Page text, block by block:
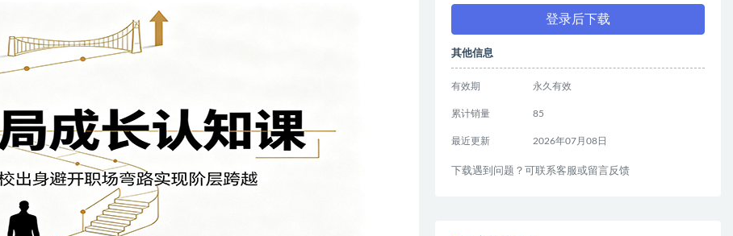
登录后下载
其他信息
有效期 永久有效
累计销量 85
最近更新 2026年07月08日
下载遇到问题？可联系客服或留言反馈